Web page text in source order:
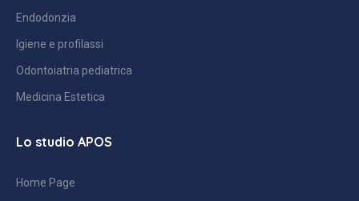
Endodonzia
Igiene e profilassi
Odontoiatria pediatrica
Medicina Estetica
Lo studio APOS
Home Page